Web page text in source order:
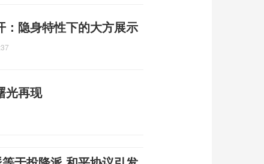
隐身特性下的大方展示
光再现